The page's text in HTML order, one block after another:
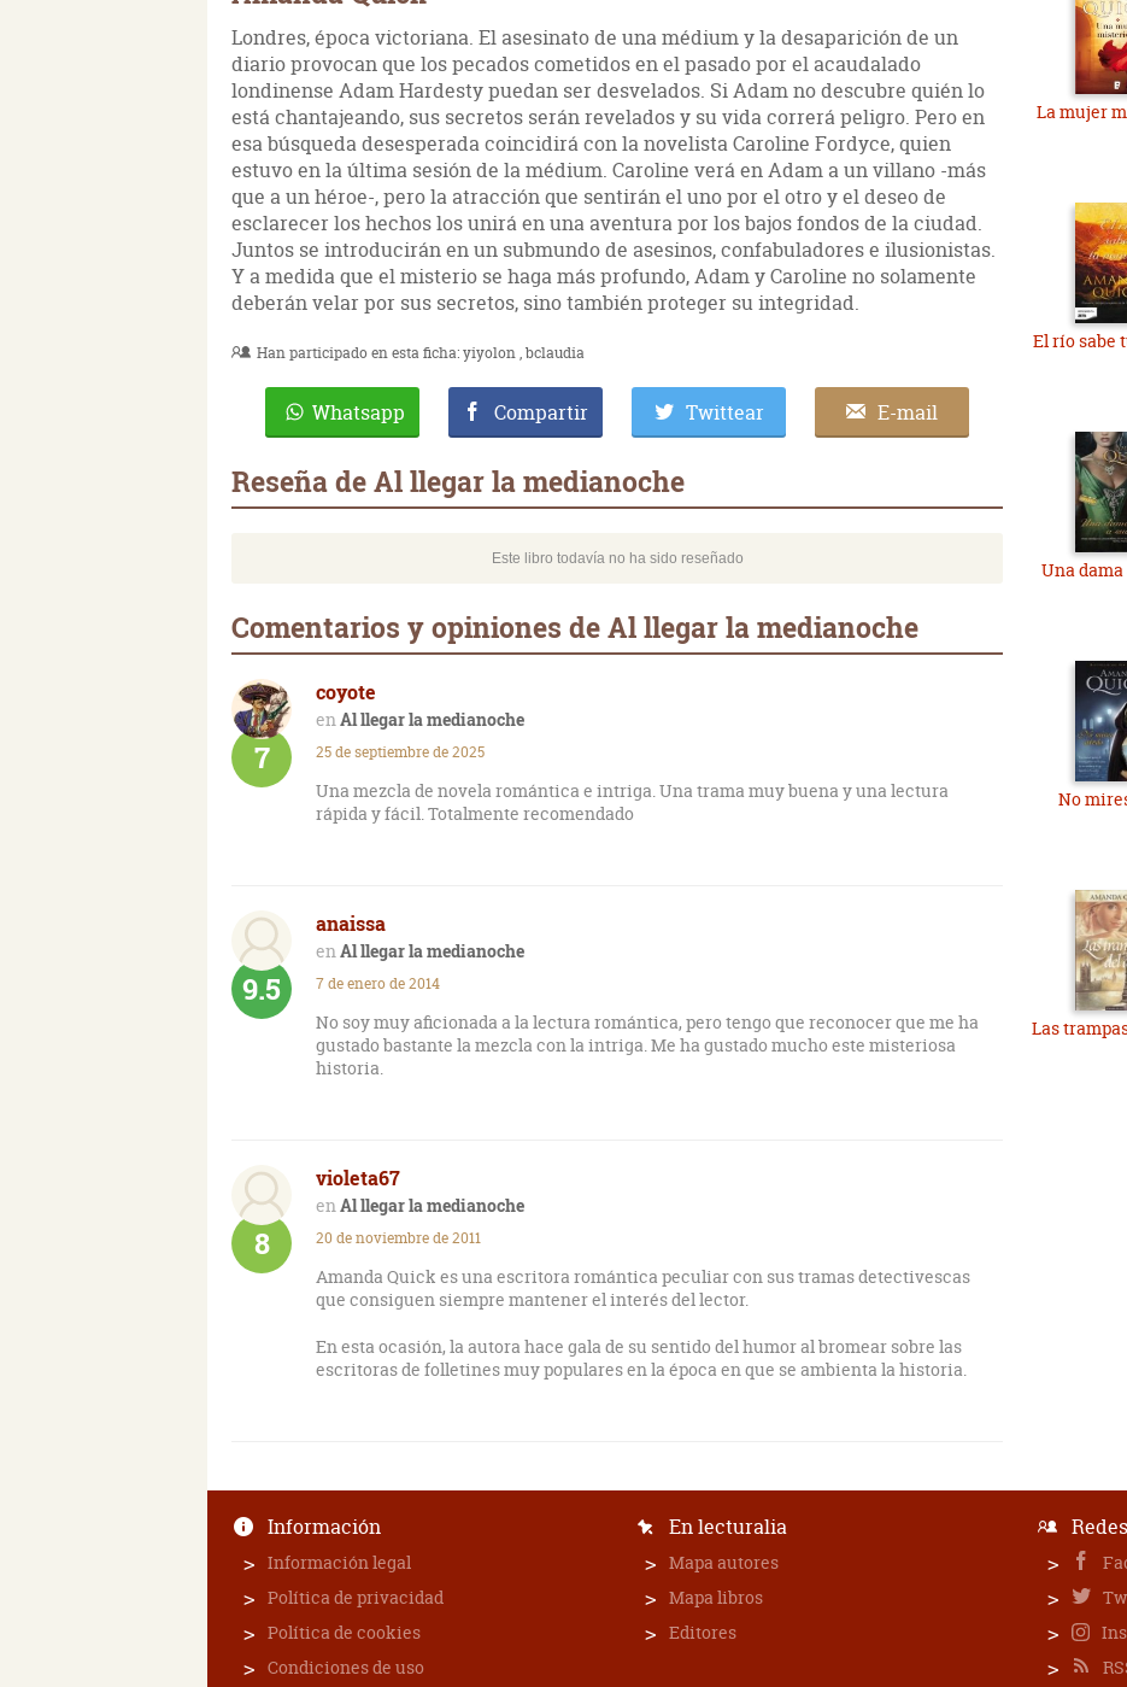
Londres, época victoriana. El asesinato de una médium y la desaparición de un
diario provocan que los pecados cometidos en el pasado por el acaudalado
londinense Adam Hardesty puedan ser desvelados. Si Adam no descubre quién lo
está chantajeando, sus secretos serán revelados y su vida correrá peligro. Pero en
esa búsqueda desesperada coincidirá con la novelista Caroline Fordyce, quien
estuvo en la última sesión de la médium. Caroline verá en Adam a un villano -más
que a un héroe-, pero la atracción que sentirán el uno por el otro y el deseo de
esclarecer los hechos los unirá en una aventura por los bajos fondos de la ciudad.
Juntos se introducirán en un submundo de asesinos, confabuladores e ilusionistas.
Y a medida que el misterio se haga más profundo, Adam y Caroline no solamente
deberán velar por sus secretos, sino también proteger su integridad.
Han participado en esta ficha:yiyolon bclaudia
Whatsapp Compartir Twittear E-mail
Reseña de Al llegar la medianoche
Este libro todavía no ha sido reseñado
Comentarios y opiniones de Al llegar la medianoche
coyote
Al llegar la medianoche
7 25 de septiembre de 2025
Una mezcla de novela romántica e intriga. Una trama muy buena y una lectura
rápida y fácil. Totalmente recomendado
anaissa
Al llegar la medianoche
9.5 7 de enero de 2014
No soy muy aficionada a la lectura romántica, pero tengo que reconocer que me ha
gustado bastante la mezcla con la intriga. Me ha gustado mucho este misteriosa
historia.
violeta67
Al llegar la medianoche
8 20 de noviembre de 2011
Amanda Quick es una escritora romántica peculiar con sus tramas detectivescas
que consiguen siempre mantener el interés del lector.
En esta ocasión, la autora hace gala de su sentido del humor al bromear sobre las
escritoras de folletines muy populares en la época en que se ambienta la historia.
La mujer
El río sabe
Una
No
Las
Información
Información legal
Política de privacidad
Política de cookies
Condiciones de uso
En lecturalia
Mapa autores
Mapa libros
Editores